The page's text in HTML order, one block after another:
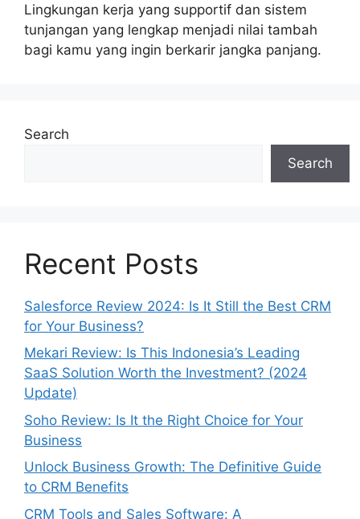
Lingkungan kerja yang supportif dan sistem
tunjangan yang lengkap menjadi nilai tambah
bagi kamu yang ingin berkarir jangka panjang.
Search
Search
Recent Posts
Salesforce Review 2024: Is It Still the Best CRM
for Your Business?
Mekari Review: Is This Indonesia’s Leading
SaaS Solution Worth the Investment? (2024
Update)
Soho Review: Is It the Right Choice for Your
Business
Unlock Business Growth: The Definitive Guide
to CRM Benefits
CRM Tools and Sales Software: A